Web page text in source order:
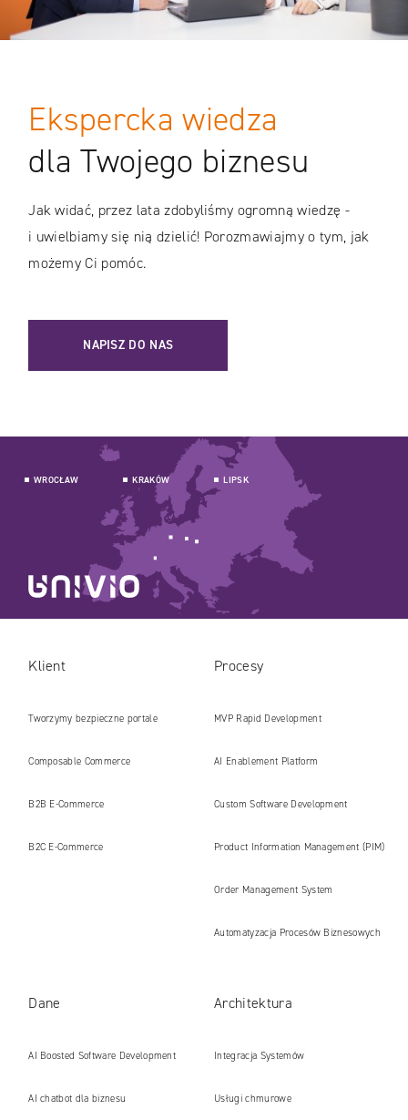
Ekspercka wiedza
dla Twojego biznesu
Jak widać, przez lata zdobyliśmy ogromną wiedzę -
i uwielbiamy się nią dzielić! Porozmawiajmy o tym, jak
możemy Ci pomóc.
NAPISZ DO NAS
WROCŁAW KRAKÓW LIPSK
Klient
Tworzymy bezpieczne portale
internetowe i platformy gotowe na erę
AI
Composable Commerce
B2B E‑Commerce
B2C E‑Commerce
Procesy
MVP Rapid Development
AI Enablement Platform
Custom Software Development
Product Information Management (PIM)
Order Management System
Automatyzacja Procesów Biznesowych
Dane
AI Boosted Software Development
AI chatbot dla biznesu
Architektura
Integracja Systemów
Usługi chmurowe